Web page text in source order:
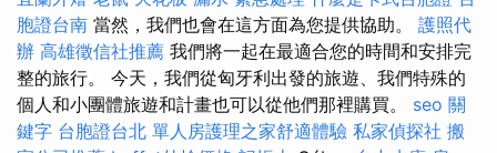
胞證台南 當然，我們也會在這方面為您提供協助。 護照代
辦 高雄徵信社推薦 我們將一起在最適合您的時間和安排完
整的旅行。 今天，我們從匈牙利出發的旅遊、我們特殊的
個人和小團體旅遊和計畫也可以從他們那裡購買。 seo 關
鍵字 台胞證台北 單人房護理之家舒適體驗 私家偵探社 搬